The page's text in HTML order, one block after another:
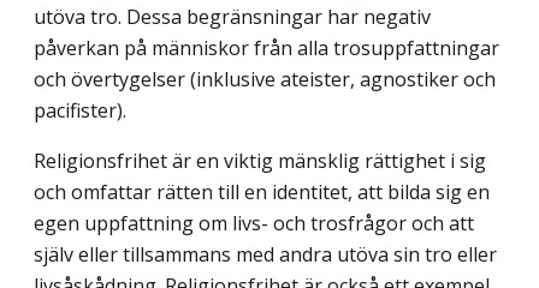
utöva tro. Dessa begränsningar har negativ
påverkan på människor från alla trosuppfattningar
och övertygelser (inklu­sive ateister, agnostiker och
pacifister).
Religionsfrihet är en viktig mänsklig rättighet i sig
och omfattar rätten till en identi­tet, att bilda sig en
egen uppfattning om livs- och trosfrågor och att
själv eller tillsam­mans med andra utöva sin tro eller